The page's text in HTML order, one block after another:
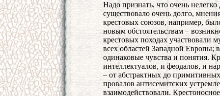
Надо признать, что очень
существовало очень долго,
крестовых союзов, например,
новым обстоятельствам –
крестовых походах участвовали
всех областей Западной Европы;
одинаковые чувства и понятия.
интеллектуалов, и феодалов, и
– от абстрактных до
провалов антисемитских
взаимодействовали.